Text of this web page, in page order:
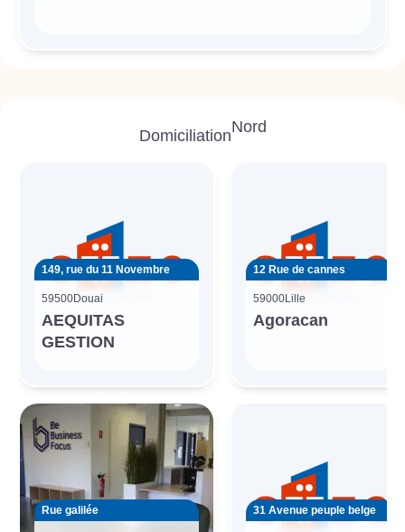
DomiciliationNord
149, rue du 11 Novembre
59500Douai
AEQUITAS
GESTION
12 Rue de cannes
59000Lille
Agoracan
Rue galilée 31 Avenue peuple belge